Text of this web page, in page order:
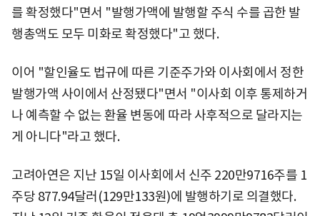
를 확정했다"면서 "발행가액에 발행할 주식 수를 곱한 발
행총액도 모두 미화로 확정했다"고 했다.
이어 "할인율도 법규에 따른 기준주가와 이사회에서 정한
발행가액 사이에서 산정됐다"면서 "이사회 이후 통제하거
나 예측할 수 없는 환율 변동에 따라 사후적으로 달라지는
게 아니다"라고 했다.
고려아연은 지난 15일 이사회에서 신주 220만9716주를 1
주당 877.94달러(129만133원)에 발행하기로 의결했다.